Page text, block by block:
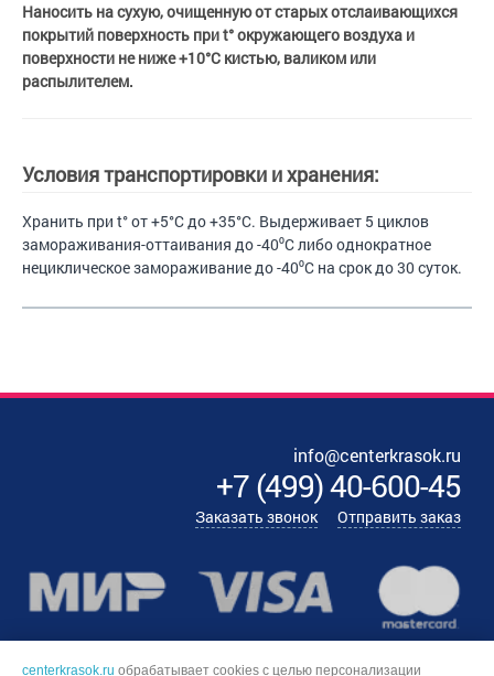
Наносить на сухую, очищенную от старых отслаивающихся
покрытий поверхность при t° окружающего воздуха и
поверхности не ниже +10°С кистью, валиком или
распылителем.
Условия транспортировки и хранения:
Хранить при t° от +5°С до +35°С. Выдерживает 5 циклов
замораживания-оттаивания до -40⁰С либо однократное
нециклическое замораживание до -40⁰С на срок до 30 суток.
info@centerkrasok.ru
+7(499)40-600-45
Заказать звонок Отправить заказ
centerkrasok.ru обрабатывает cookies с целью персонализации